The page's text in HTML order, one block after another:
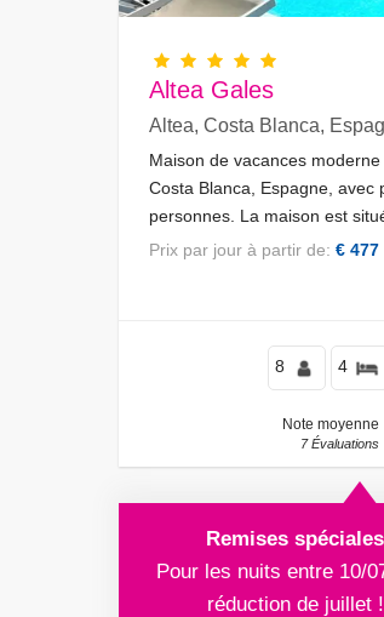
Altea Gales
Altea, Costa Blanca,
Maison de vacances
Costa Blanca, Espagne, avec
personnes. La maison est
côtière, résidentielle et
Prix par jour à partir de: € 477
8 4
Note moyenne
7 Évaluations
Remises
Pour les nuits entre 10/
réduction de juillet